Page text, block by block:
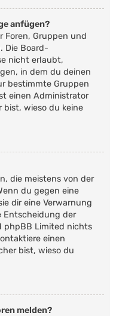
anfügen?
Foren, Gruppen und
Die Board-
nicht erlaubt,
in dem du deinen
bestimmte Gruppen
einen Administrator
wieso du keine
die meistens von der
du gegen eine
dir eine Verwarnung
Entscheidung der
phpBB Limited nichts
einen
bist, wieso du
melden?